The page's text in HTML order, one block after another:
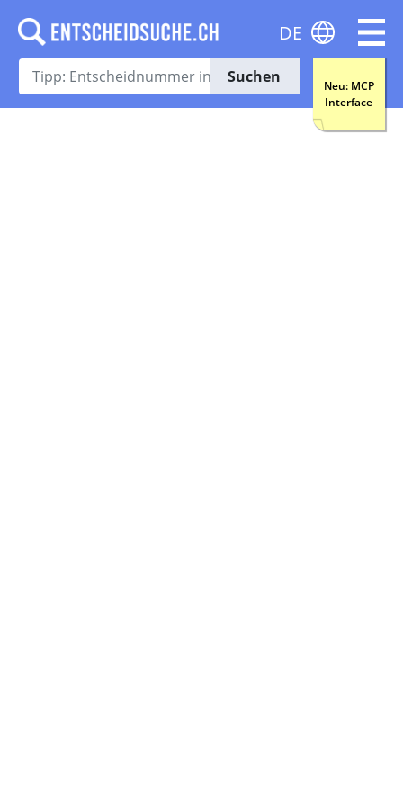
Suchen
Neu: MCP
Interface
DE